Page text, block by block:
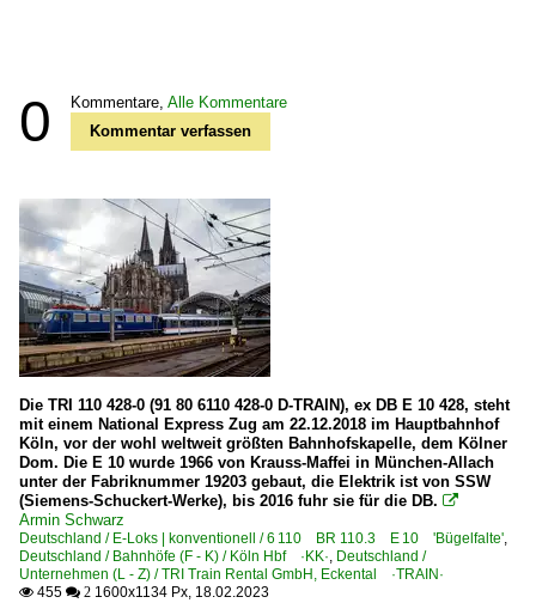
0 Kommentare, Alle Kommentare
Kommentar verfassen
Die TRI 110 428-0 (91 80 6110 428-0 D-TRAIN), ex DB E 10 428, steht
mit einem National Express Zug am 22.12.2018 im Hauptbahnhof
Köln, vor der wohl weltweit größten Bahnhofskapelle, dem Kölner
Dom. Die E 10 wurde 1966 von Krauss-Maffei in München-Allach
unter der Fabriknummer 19203 gebaut, die Elektrik ist von SSW
(Siemens-Schuckert-Werke), bis 2016 fuhr sie für die DB. 
Armin Schwarz
Deutschland / E-Loks | konventionell / 6 110 BR 110.3 E 10 'Bügelfalte',
Deutschland / Bahnhöfe (F - K) / Köln Hbf ·KK·, Deutschland /
Unternehmen (L - Z) / TRI Train Rental GmbH, Eckental ·TRAIN·
 455  2 1600x1134 Px, 18.02.2023